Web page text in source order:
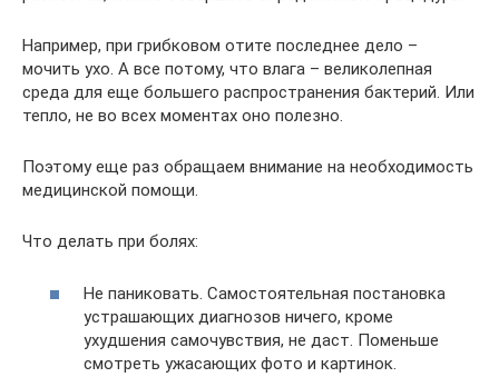
Например, при грибковом отите последнее дело –
мочить ухо. А все потому, что влага – великолепная
среда для еще большего распространения бактерий. Или
тепло, не во всех моментах оно полезно.
Поэтому еще раз обращаем внимание на необходимость
медицинской помощи.
Что делать при болях:
Не паниковать. Самостоятельная постановка
устрашающих диагнозов ничего, кроме
ухудшения самочувствия, не даст. Поменьше
смотреть ужасающих фото и картинок.